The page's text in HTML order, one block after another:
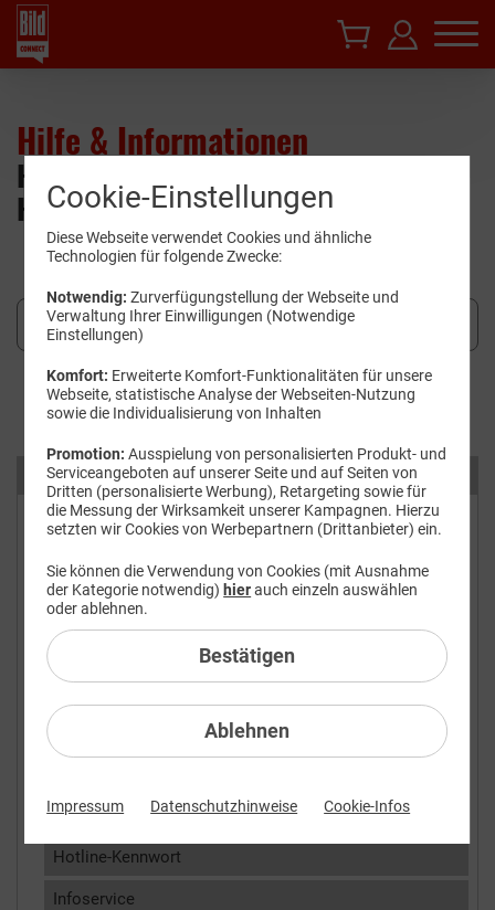
Hilfe & Informationen
Hier finden Sie Wissenswertes und
Hilfestellungen.
Suchen
Kategorien
FAQ: Am häufigsten gesucht
Kundendaten
Adresse
Bankdaten
Cookie-Einstellungen
E-Mail-Adresse
Hotline-Kennwort
Infoservice
Cookie-Einstellungen
Diese Webseite verwendet Cookies und ähnliche
Technologien für folgende Zwecke:
Notwendig: Zurverfügungstellung der Webseite und
Verwaltung Ihrer Einwilligungen (Notwendige
Einstellungen)
Komfort: Erweiterte Komfort-Funktionalitäten für unsere
Webseite, statistische Analyse der Webseiten-Nutzung
sowie die Individualisierung von Inhalten
Promotion: Ausspielung von personalisierten Produkt- und
Serviceangeboten auf unserer Seite und auf Seiten von
Dritten (personalisierte Werbung), Retargeting sowie für
die Messung der Wirksamkeit unserer Kampagnen. Hierzu
setzten wir Cookies von Werbepartnern (Drittanbieter) ein.
Ablehnen
Sie können die Verwendung von Cookies (mit Ausnahme
der Kategorie notwendig) hierauch einzeln auswählen
oder ablehnen.
Bestätigen
Impressum Datenschutzhinweise Cookie-Infos